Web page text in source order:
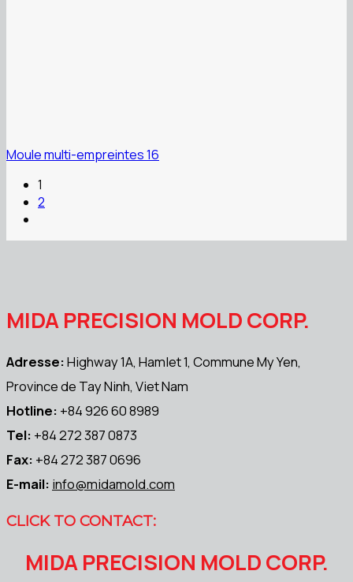
Moule multi-empreintes 16
1
2
MIDA PRECISION MOLD CORP.
Adresse:Highway 1A, Hamlet 1, Commune My Yen,
Province de Tay Ninh, Viet Nam
Hotline: +84 926 60 8989
Tel: +84 272 387 0873
Fax: +84 272 387 0696
E-mail: info@midamold.com
CLICK TO CONTACT:
MIDA PRECISION MOLD CORP.